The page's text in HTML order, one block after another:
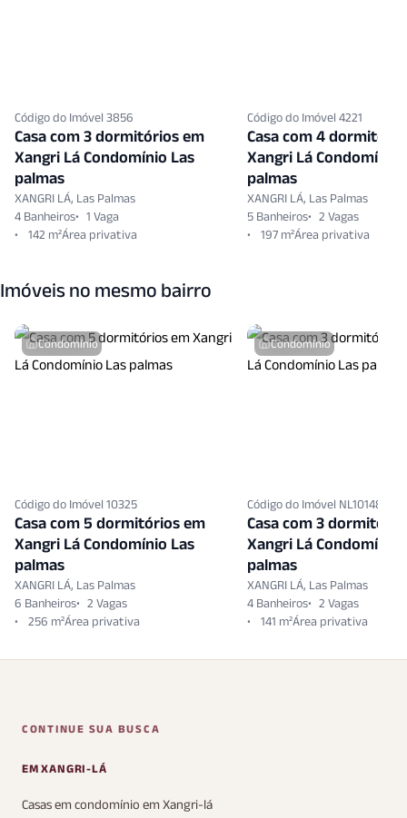
Seguranca Patrimonial
Vigilancia24 Horas
Zelador
do Imóvel 3856
com 3 dormitórios em
Lá Condomínio Las
LÁ, Las Palmas
1 Vaga
142 m²
Código do Imóvel 4221
Casa com 4 dormitórios
Xangri Lá Condomínio Las
palmas
XANGRI LÁ, Las Palmas
5 Banheiros
2 Vagas
197 m²
Imóveis no mesmo bairro
Condomínio
do Imóvel 10325
com 5 dormitórios em
Lá Condomínio Las
LÁ, Las Palmas
2 Vagas
256 m²
Condomínio
Código do Imóvel NL10148527
Casa com 3 dormitórios
Xangri Lá Condomínio Las
palmas
XANGRI LÁ, Las Palmas
4 Banheiros
2 Vagas
141 m²
CONTINUE SUA BUSCA
EM XANGRI-LÁ
Casas em condomínio em Xangri-lá